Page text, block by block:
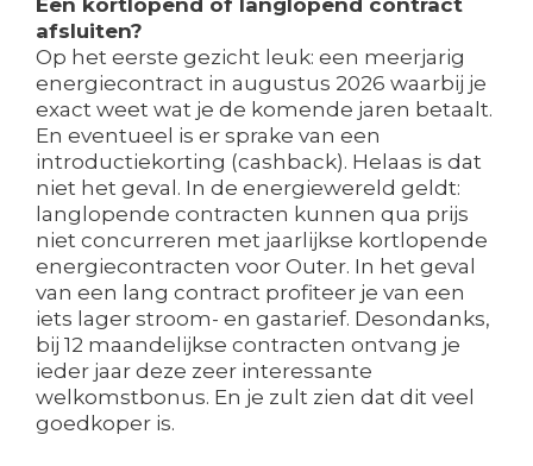
Een kortlopend of langlopend contract
afsluiten?
Op het eerste gezicht leuk: een meerjarig
energiecontract in augustus 2026 waarbij je
exact weet wat je de komende jaren betaalt.
En eventueel is er sprake van een
introductiekorting (cashback). Helaas is dat
niet het geval. In de energiewereld geldt:
langlopende contracten kunnen qua prijs
niet concurreren met jaarlijkse kortlopende
energiecontracten voor Outer. In het geval
van een lang contract profiteer je van een
iets lager stroom- en gastarief. Desondanks,
bij 12 maandelijkse contracten ontvang je
ieder jaar deze zeer interessante
welkomstbonus. En je zult zien dat dit veel
goedkoper is.